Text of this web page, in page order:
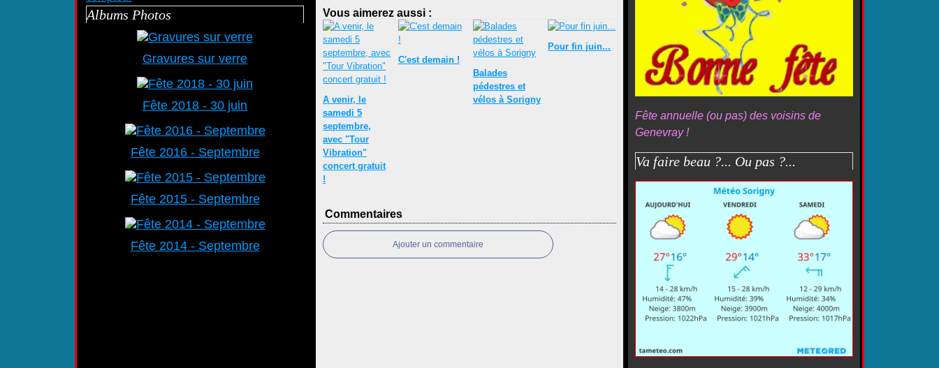
Albums Photos
Gravures sur verre
Fête 2018 - 30 juin
Fête 2016 - Septembre
Fête 2015 - Septembre
Fête 2014 - Septembre
Vous aimerez aussi :
A venir, le
samedi 5
septembre,
avec "Tour
Vibration"
concert gratuit
!
C'est demain !
Balades
pédestres et
vélos à Sorigny
Pour fin juin...
Commentaires
Ajouter un commentaire
Fête annuelle (ou pas) des voisins de
Genevray !
Va faire beau ?... Ou pas ?...